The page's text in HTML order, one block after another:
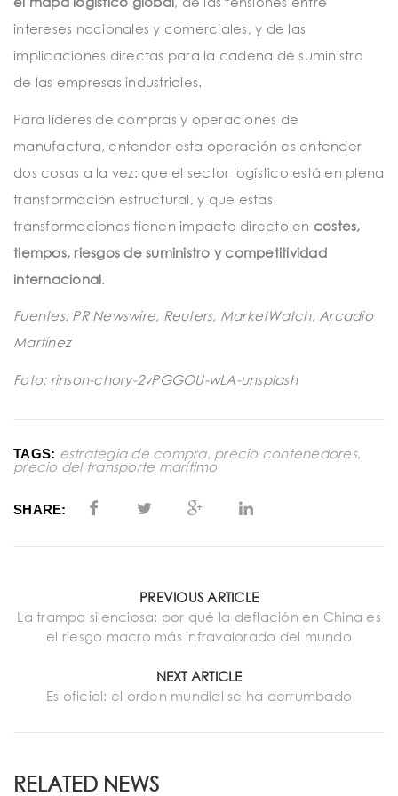
intereses nacionales y comerciales, y de las
implicaciones directas para la cadena de suministro
de las empresas industriales.
Para líderes de compras y operaciones de
manufactura, entender esta operación es entender
dos cosas a la vez: que el sector logístico está en plena
transformación estructural, y que estas
transformaciones tienen impacto directo en costes,
tiempos, riesgos de suministro y competitividad
internacional.
Fuentes: PR Newswire, Reuters, MarketWatch, Arcadio
Martínez
Foto: rinson-chory-2vPGGOU-wLA-unsplash
TAGS: estrategia de compra, precio contenedores,
precio del transporte marítimo
SHARE:
PREVIOUS ARTICLE
La trampa silenciosa: por qué la deflación en China es
el riesgo macro más infravalorado del mundo
NEXT ARTICLE
Es oficial: el orden mundial se ha derrumbado
RELATED NEWS